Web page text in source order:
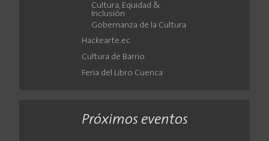
Cultura, Equidad &
Inclusión
Gobernanza de la Cultura
Hackearte.ec
Cultura de Barrio
Feria del Libro Cuenca
Próximos eventos